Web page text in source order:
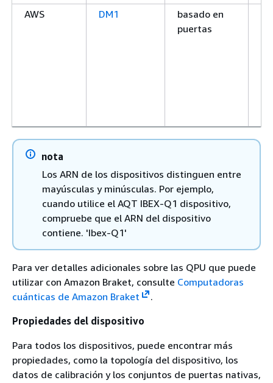
AWS DM1
basado en
puertas
nota
Los ARN de los dispositivos distinguen entre
mayúsculas y minúsculas. Por ejemplo,
cuando utilice el AQT IBEX-Q1 dispositivo,
compruebe que el ARN del dispositivo
contiene. 'Ibex-Q1'
Para ver detalles adicionales sobre las QPU que puede
utilizar con Amazon Braket, consulte Computadoras
cuánticas de Amazon Braket
.
Propiedades del dispositivo
Para todos los dispositivos, puede encontrar más
propiedades, como la topología del dispositivo, los
datos de calibración y los conjuntos de puertas nativas,